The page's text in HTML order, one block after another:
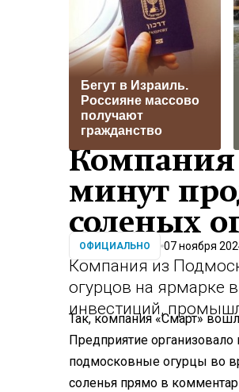
Бегут в Израиль.
Россияне массово
получают
гражданство
Компания
минут
соленых
ОФИЦИАЛЬНО 07 ноября
Компания из
огурцов на ярмарке
инвестиций,
Так, компания «Смарт»
Предприятие
подмосковные огурцы во
соленья прямо в